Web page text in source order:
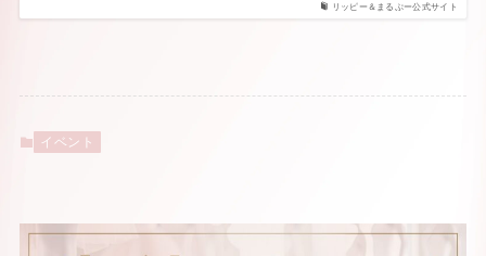
リッピー＆まるぷー公式サイト
イベント